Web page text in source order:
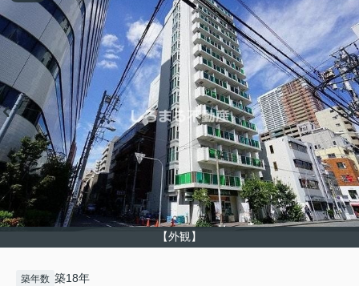
【外観】
築年数 築18年